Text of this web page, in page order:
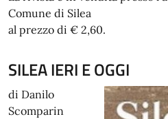
Comune di Silea
al prezzo di € 2,60.
SILEA IERI E OGGI
di Danilo
Scomparin